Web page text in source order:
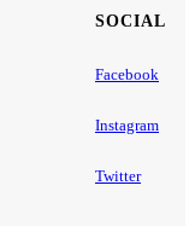
SOCIAL
Facebook
Instagram
Twitter